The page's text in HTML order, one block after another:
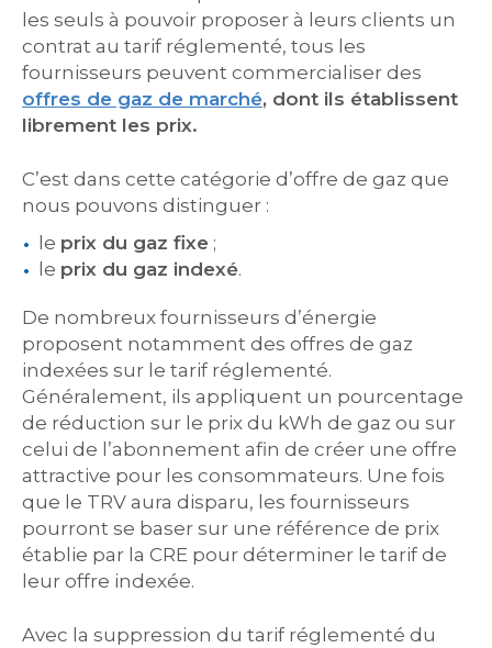
les seuls à pouvoir proposer à leurs clients un
contrat au tarif réglementé, tous les
fournisseurs peuvent commercialiser des
offres de gaz de marché, dont ils établissent
librement les prix.
C’est dans cette catégorie d’offre de gaz que
nous pouvons distinguer :
le prix du gaz fixe ;
le prix du gaz indexé.
De nombreux fournisseurs d’énergie
proposent notamment des offres de gaz
indexées sur le tarif réglementé.
Généralement, ils appliquent un pourcentage
de réduction sur le prix du kWh de gaz ou sur
celui de l’abonnement afin de créer une offre
attractive pour les consommateurs. Une fois
que le TRV aura disparu, les fournisseurs
pourront se baser sur une référence de prix
établie par la CRE pour déterminer le tarif de
leur offre indexée.
Avec la suppression du tarif réglementé du